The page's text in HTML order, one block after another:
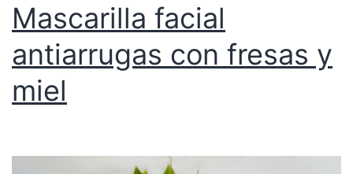
Mascarilla facial
antiarrugas con fresas y
miel